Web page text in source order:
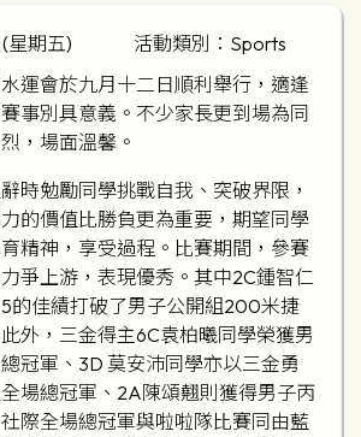
星期五)
活動類別：Sports
運會於九月十二日順利舉行，適逢
事別具意義。不少家長更到場為同
，場面溫馨。
時勉勵同學挑戰自我、突破界限，
的價值比勝負更為重要，期望同學
精神，享受過程。比賽期間，參賽
爭上游，表現優秀。其中2C鍾智仁
的佳績打破了男子公開組200米捷
外，三金得主6C袁柏曦同學榮獲男
冠軍、3D 莫安沛同學亦以三金勇
場總冠軍、2A陳頌翹則獲得男子丙
際全場總冠軍與啦啦隊比賽同由藍